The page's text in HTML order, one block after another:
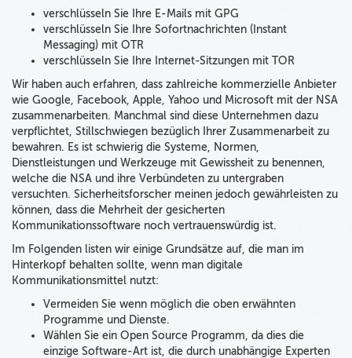
verschlüsseln Sie Ihre E-Mails mit GPG
verschlüsseln Sie Ihre Sofortnachrichten (Instant
Messaging) mit OTR
verschlüsseln Sie Ihre Internet-Sitzungen mit TOR
Wir haben auch erfahren, dass zahlreiche kommerzielle Anbieter
wie Google, Facebook, Apple, Yahoo und Microsoft mit der NSA
zusammenarbeiten. Manchmal sind diese Unternehmen dazu
verpflichtet, Stillschwiegen bezüglich Ihrer Zusammenarbeit zu
bewahren. Es ist schwierig die Systeme, Normen,
Dienstleistungen und Werkzeuge mit Gewissheit zu benennen,
welche die NSA und ihre Verbündeten zu untergraben
versuchten. Sicherheitsforscher meinen jedoch gewährleisten zu
können, dass die Mehrheit der gesicherten
Kommunikationssoftware noch vertrauenswürdig ist.
Im Folgenden listen wir einige Grundsätze auf, die man im
Hinterkopf behalten sollte, wenn man digitale
Kommunikationsmittel nutzt:
Vermeiden Sie wenn möglich die oben erwähnten
Programme und Dienste.
Wählen Sie ein Open Source Programm, da dies die
einzige Software-Art ist, die durch unabhängige Experten